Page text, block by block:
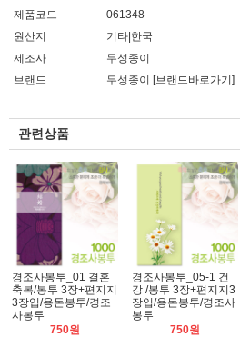
제품코드
061348
원산지
기타|한국
제조사
두성종이
브랜드
두성종이 [브랜드바로가기]
관련상품
경조사봉투_01 결혼
축복/봉투 3장+편지지
3장입/용돈봉투/경조
사봉투
750원
경조사봉투_05-1 건
강 /봉투 3장+편지지3
장입/용돈봉투/경조사
봉투
750원